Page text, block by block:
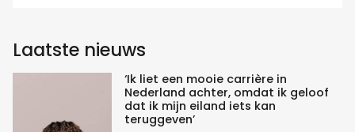
Laatste nieuws
‘Ik liet een mooie carrière in
Nederland achter, omdat ik geloof
dat ik mijn eiland iets kan
teruggeven’